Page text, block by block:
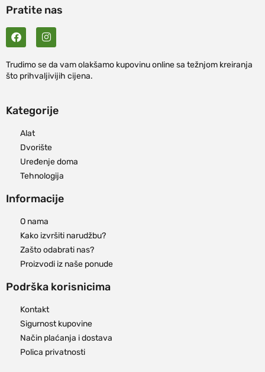
Pratite nas
Trudimo se da vam olakšamo kupovinu online sa težnjom kreiranja
što prihvaljivijih cijena.
Kategorije
Alat
Dvorište
Uređenje doma
Tehnologija
Informacije
O nama
Kako izvršiti narudžbu?
Zašto odabrati nas?
Proizvodi iz naše ponude
Podrška korisnicima
Kontakt
Sigurnost kupovine
Način plaćanja i dostava
Polica privatnosti